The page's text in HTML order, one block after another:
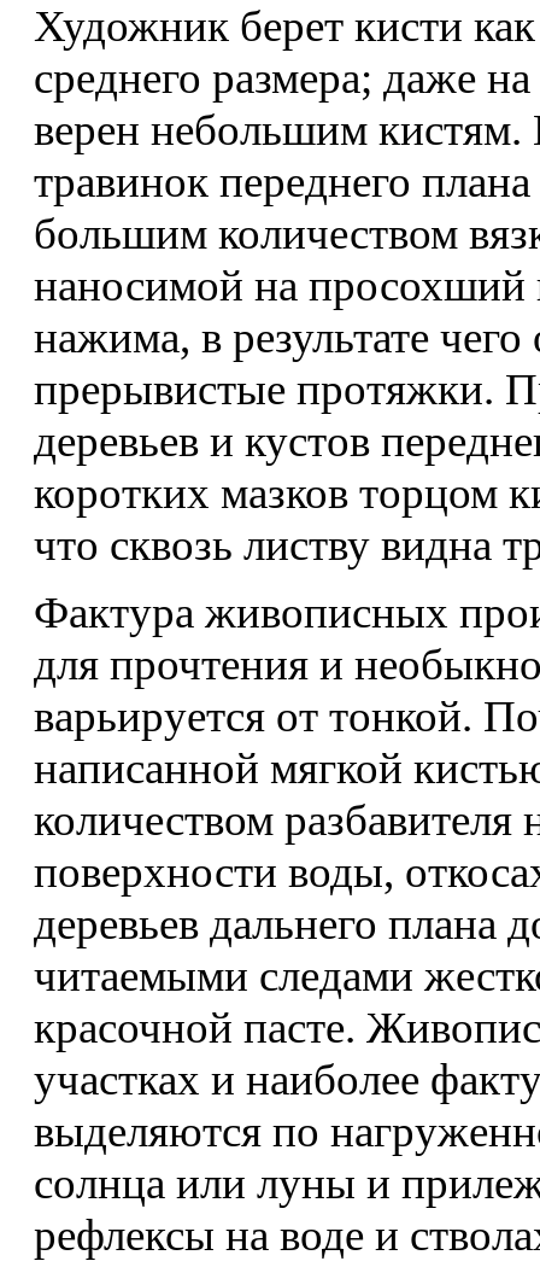
Художник берет кисти
среднего размера; даже
верен небольшим
травинок переднего
большим количеством
наносимой на
нажима, в результате
прерывистые протяжки.
деревьев и кустов
коротких мазков торцом
что сквозь листву видна
Фактура живописных
для прочтения и
варьируется от тонкой.
написанной мягкой
количеством разбавителя
поверхности воды,
деревьев дальнего плана
читаемыми следами
красочной пасте.
участках и наиболее
выделяются по
солнца или луны и
рефлексы на воде и